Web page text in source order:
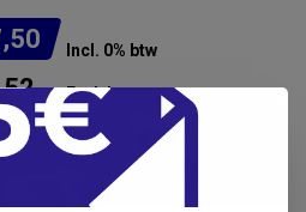
Incl. 0% btw
Excl. btw